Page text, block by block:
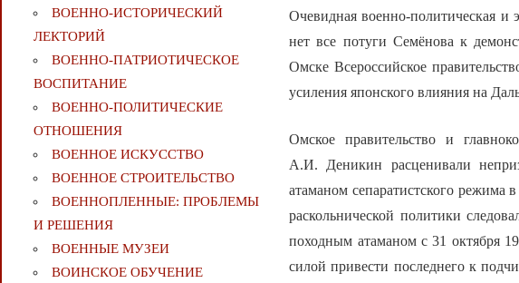
Очевидная военно-политическая и
нет все потуги Семёнова к
Омске Всероссийское
усиления японского влияния на
Омское правительство и
А.И. Деникин расценивали
атаманом сепаратистского режима
раскольнической политики
походным атаманом с 31 октября
силой привести последнего к
ВОЕННО-ИСТОРИЧЕСКИЙ
ЛЕКТОРИЙ
ВОЕННО-ПАТРИОТИЧЕСКОЕ
ВОСПИТАНИЕ
ВОЕННО-ПОЛИТИЧЕСКИE
ОТНОШЕНИЯ
ВОЕННОЕ ИСКУССТВО
ВОЕННОЕ СТРОИТЕЛЬСТВО
ВОЕННОПЛЕННЫЕ: ПРОБЛЕМЫ
И РЕШЕНИЯ
ВОЕННЫЕ МУЗЕИ
ВОИНСКОЕ ОБУЧЕНИЕ